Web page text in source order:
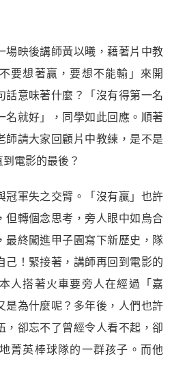
場映後講師黃以曦，藉著片中教
要想著贏，要想不能輸」來開
話意味著什麼？「沒有得第一名
名就好」，同學如此回應。順著
師請大家回顧片中教練，是不是
電影的最後？
冠軍失之交臂。「沒有贏」也許
但轉個念思考，旁人眼中如烏合
最終闖進甲子園寫下新歷史，隊
己！緊接著，講師再回到電影的
人搭著火車要旁人在經過「嘉
是為什麼呢？多年後，人們也許
，卻忘不了曾經令人看不起，卻
菁英棒球隊的一群孩子。而他